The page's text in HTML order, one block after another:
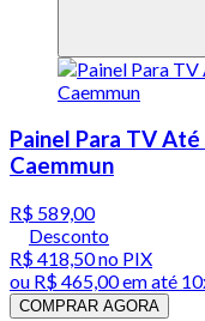
Painel Para TV
Caemmun
R$ 589,00
Desconto
R$ 418,50no PIX
ou R$ 465,00em até
COMPRAR AGORA